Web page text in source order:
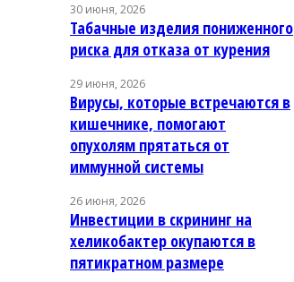
30 июня, 2026
Табачные изделия пониженного
риска для отказа от курения
29 июня, 2026
Вирусы, которые встречаются в
кишечнике, помогают
опухолям прятаться от
иммунной системы
26 июня, 2026
Инвестиции в скрининг на
хеликобактер окупаются в
пятикратном размере